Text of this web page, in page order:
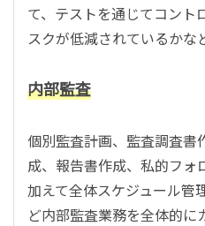
て、テストを通じてコント
スクが低減されているかな
内部監査
個別監査計画、監査調査書
成、報告書作成、私的フォ
加えて全体スケジュール管
ど内部監査業務を全体的に